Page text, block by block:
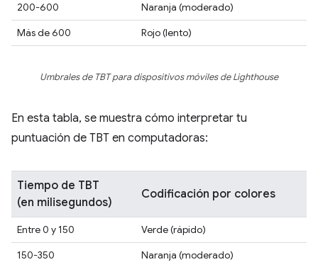
200-600
Naranja (moderado)
Más de 600
Rojo (lento)
Umbrales de TBT para dispositivos móviles de Lighthouse
En esta tabla, se muestra cómo interpretar tu
puntuación de TBT en computadoras:
Tiempo de TBT
(en milisegundos)
Codificación por colores
Entre 0 y 150
Verde (rápido)
150-350
Naranja (moderado)